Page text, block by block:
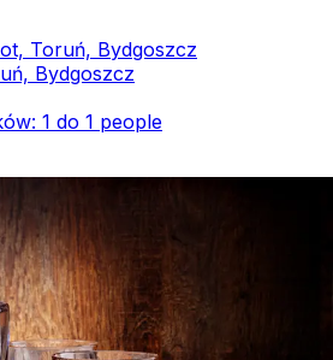
Toruń, Bydgoszcz
Bydgoszcz
1 do 1 people